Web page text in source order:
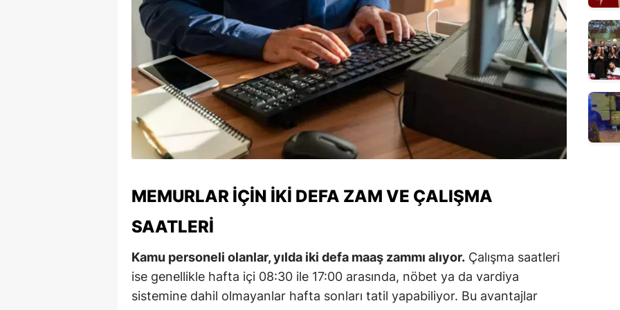
MEMURLAR İÇIN İKI DEFA ZAM VE ÇALIŞMA
SAATLERI
Kamu personeli olanlar, yılda iki defa maaş zammı alıyor. Çalışma saatleri
ise genellikle hafta içi 08:30 ile 17:00 arasında, nöbet ya da vardiya
sistemine dahil olmayanlar hafta sonları tatil yapabiliyor. Bu avantajlar